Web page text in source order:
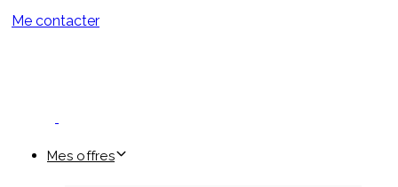
Me contacter
Mes offres